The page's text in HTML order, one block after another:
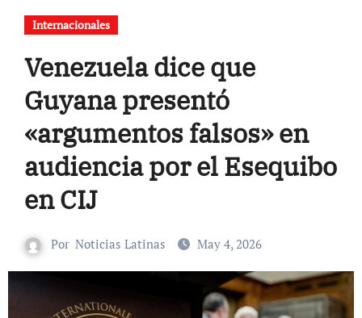
Internacionales
Venezuela dice que
Guyana presentó
«argumentos falsos» en
audiencia por el Esequibo
en CIJ
Por Noticias Latinas May 4, 2026